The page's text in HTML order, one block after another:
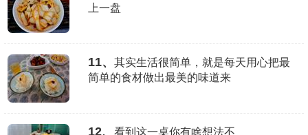
上一盘
11、
其实生活很简单，就是每天用心把最
简单的食材做出最美的味道来
12、 看到这一桌你有啥想法不